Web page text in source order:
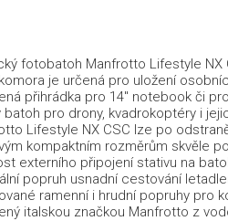
fotobatoh Manfrotto Lifestyle
je určená pro uložení
přihrádka pro 14″ notebook či
batoh pro drony, kvadrokoptéry i
Lifestyle NX CSC lze po
kompaktním rozměrům skvěle
externího připojení stativu na
popruh usnadní cestování
ramenní i hrudní popruhy pro
italskou značkou Manfrotto z